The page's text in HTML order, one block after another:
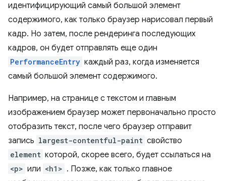
идентифицирующий самый большой элемент
содержимого, как только браузер нарисовал первый
кадр. Но затем, после рендеринга последующих
кадров, он будет отправлять еще один
PerformanceEntry каждый раз, когда изменяется
самый большой элемент содержимого.
Например, на странице с текстом и главным
изображением браузер может первоначально просто
отобразить текст, после чего браузер отправит
запись largest-contentful-paint свойство
element которой, скорее всего, будет ссылаться на
<p> или <h1> . Позже, как только главное